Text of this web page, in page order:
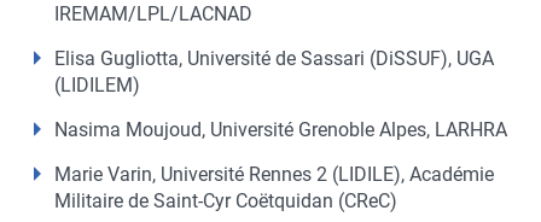
IREMAM/LPL/LACNAD
Elisa Gugliotta, Université de Sassari (DiSSUF), UGA
(LIDILEM)
Nasima Moujoud, Université Grenoble Alpes, LARHRA
Marie Varin, Université Rennes 2 (LIDILE), Académie
Militaire de Saint-Cyr Coëtquidan (CReC)